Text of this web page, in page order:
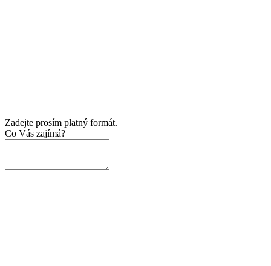
Zadejte prosím platný formát.
Co Vás zajímá?